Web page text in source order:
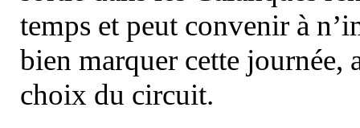
temps et peut convenir à
bien marquer cette journée,
choix du circuit.